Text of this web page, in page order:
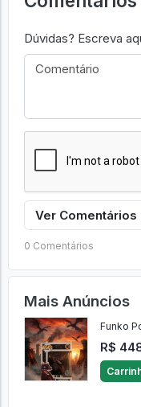
Dúvidas? Escreva
Ver Comentários
0 Comentários
Mais Anúncios
Funko
R$